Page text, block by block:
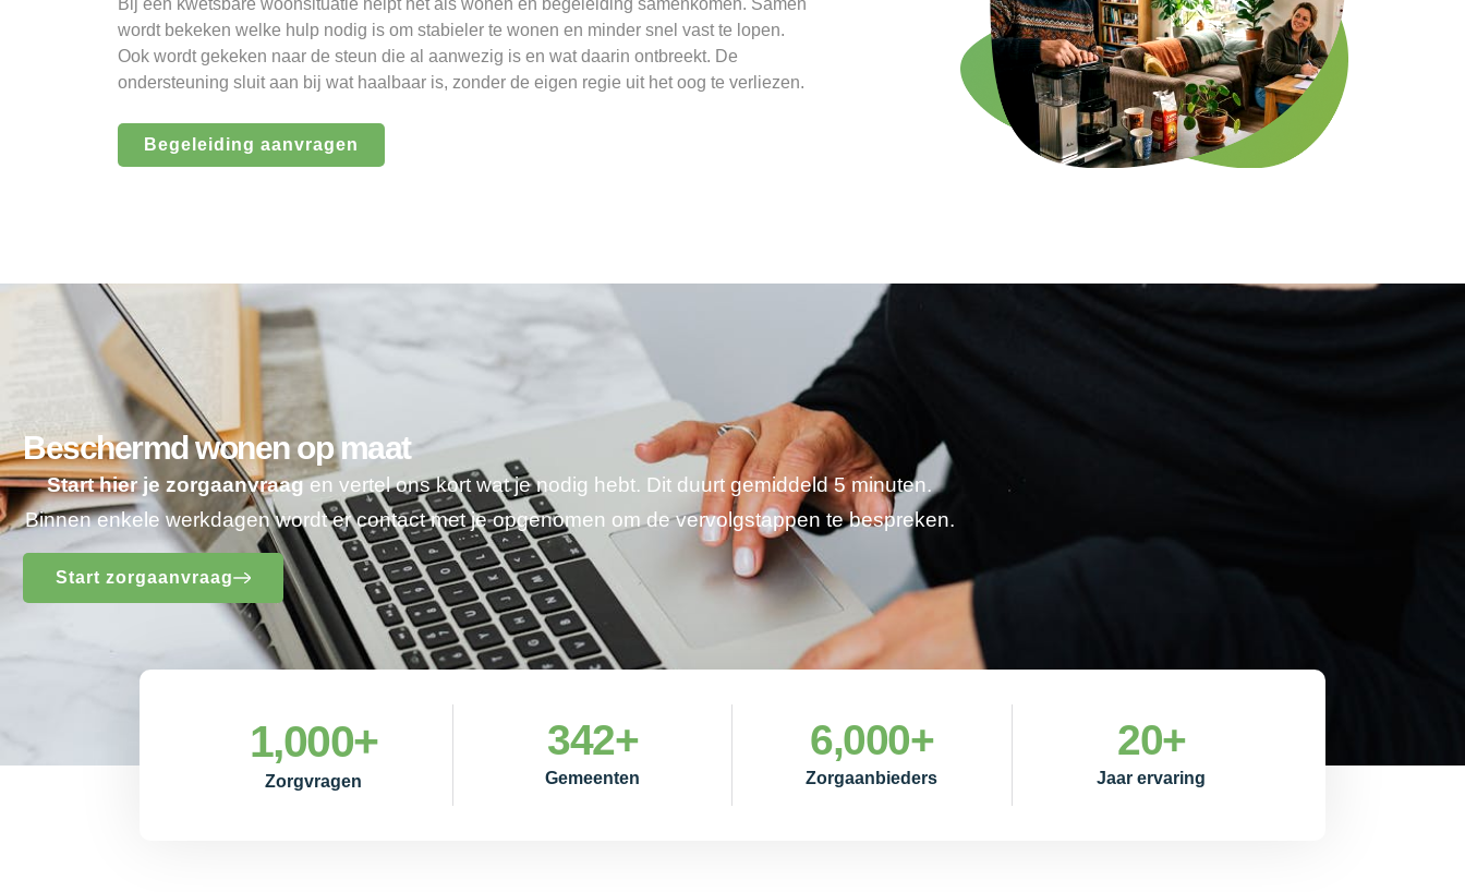
Bij een kwetsbare woonsituatie helpt het als wonen en begeleiding samenkomen. Samen
wordt bekeken welke hulp nodig is om stabieler te wonen en minder snel vast te lopen.
Ook wordt gekeken naar de steun die al aanwezig is en wat daarin ontbreekt. De
ondersteuning sluit aan bij wat haalbaar is, zonder de eigen regie uit het oog te verliezen.
Begeleiding aanvragen
Beschermd wonen op maat
Start hier je zorgaanvraagen vertel ons kort wat je nodig hebt. Dit duurt gemiddeld 5 minuten.
Binnen enkele werkdagen wordt er contact met je opgenomen om de vervolgstappen te bespreken.
Start zorgaanvraag
Zorgvragen
1,000+
Gemeenten
342+
Zorgaanbieders
6,000+
Jaar ervaring
20+